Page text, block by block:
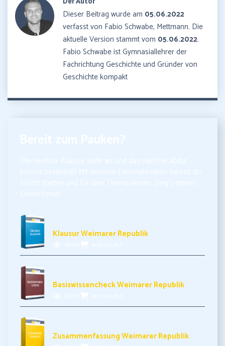
Dieser Beitrag wurde am 05.06.2022
verfasst von Fabio Schwabe, Mettmann. Die
aktuelle Version stammt vom 05.06.2022.
Fabio Schwabe ist Gymnasiallehrer der
Fachrichtung Geschichte und Gründer von
Geschichte kompakt
Klausur Weimarer Republik
Basiswissencheck Weimarer Republik
Zusammenfassung Weimarer Republik